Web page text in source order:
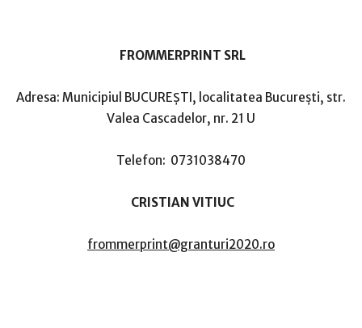
FROMMERPRINT SRL
Adresa: Municipiul BUCUREŞTI, localitatea Bucureşti, str.
Valea Cascadelor, nr. 21 U
Telefon: 0731038470
CRISTIAN VITIUC
frommerprint@granturi2020.ro